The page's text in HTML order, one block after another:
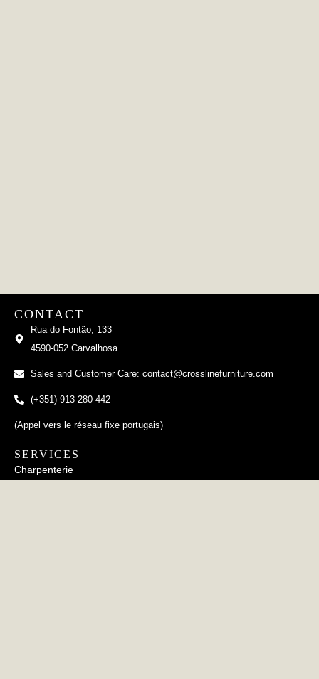
CONTACT
Rua do Fontão, 133
4590-052 Carvalhosa
Sales and Customer Care: contact@crosslinefurniture.com
(+351) 913 280 442
(Appel vers le réseau fixe portugais)
SERVICES
Charpenterie